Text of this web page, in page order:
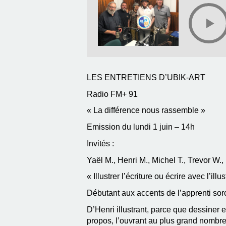
LES ENTRETIENS D’UBIK-ART
Radio FM+ 91
« La différence nous rassemble »
Emission du lundi 1 juin – 14h
Invités :
Yaël M., Henri M., Michel T., Trevor W.,
« Illustrer l’écriture ou écrire avec
Débutant aux accents de l’apprenti
D’Henri illustrant, parce que dessiner
propos, l’ouvrant au plus grand